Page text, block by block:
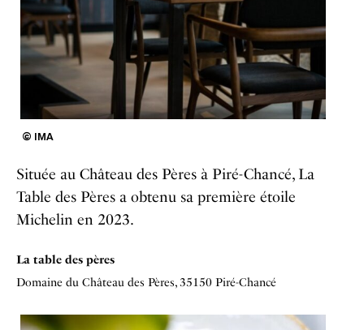
© IMA
Située au Château des Pères à Piré-Chancé, La
Table des Pères a obtenu sa première étoile
Michelin en 2023.
La table des pères
Domaine du Château des Pères, 35150 Piré-Chancé